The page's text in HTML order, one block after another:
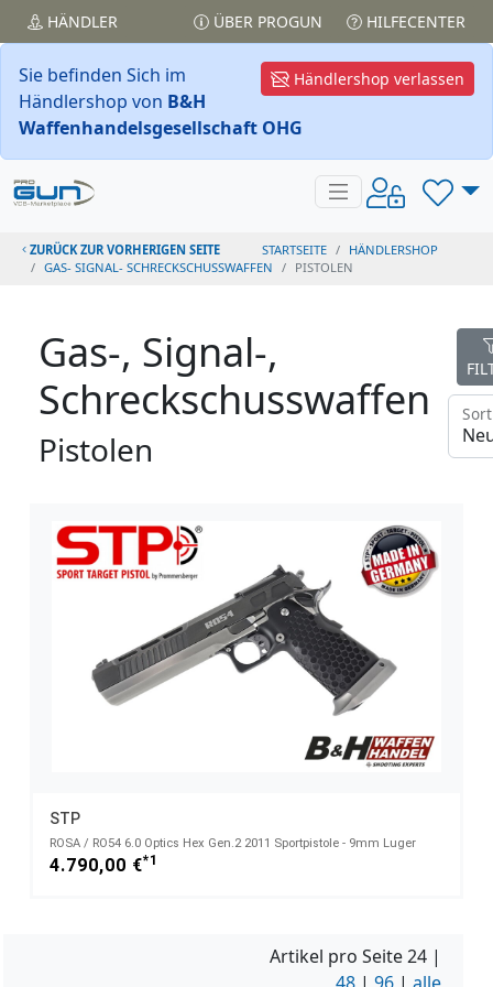
HÄNDLER ÜBER PROGUN HILFECENTER
Händlershop verlassen
Sie befinden Sich im
Händlershop von B&H
Waffenhandelsgesellschaft OHG
ZURÜCK ZUR VORHERIGEN SEITE STARTSEITE
HÄNDLERSHOP
GAS- SIGNAL- SCHRECKSCHUSSWAFFEN
PISTOLEN
Gas-, Signal-,
Schreckschusswaffen
Pistolen
STP
ROSA / RO54 6.0 Optics Hex Gen.2 2011 Sportpistole - 9mm Luger
4.790,00 €*1
Artikel pro Seite24 |